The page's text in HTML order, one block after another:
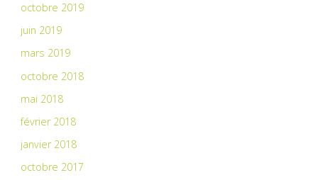
octobre 2019
juin 2019
mars 2019
octobre 2018
mai 2018
février 2018
janvier 2018
octobre 2017